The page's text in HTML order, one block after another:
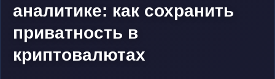
аналитике: как сохранить
приватность в
криптовалютах